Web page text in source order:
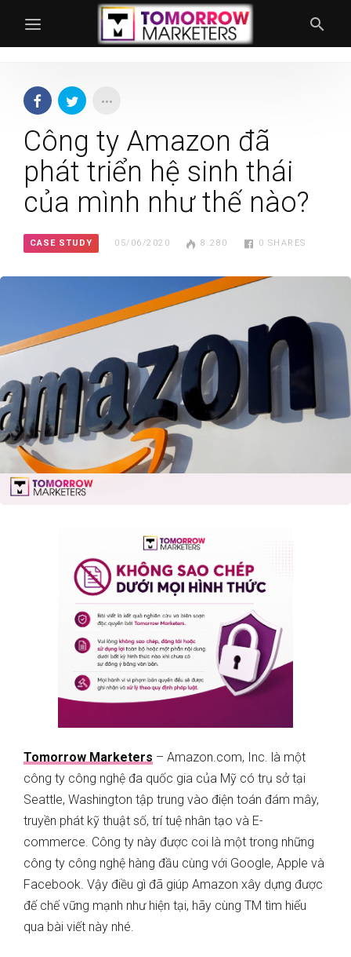
Công ty Amazon đã
phát triển hệ sinh thái
của mình như thế nào?
CASE STUDY 05/06/2020 8.280 0 SHARES
Tomorrow Marketers – Amazon.com, Inc. là một
công ty công nghệ đa quốc gia của Mỹ có trụ sở tại
Seattle, Washington tập trung vào điện toán đám mây,
truyền phát kỹ thuật số, trí tuệ nhân tạo và E-
commerce. Công ty này được coi là một trong những
công ty công nghệ hàng đầu cùng với Google, Apple và
Facebook. Vậy điều gì đã giúp Amazon xây dựng được
đế chế vững mạnh như hiện tại, hãy cùng TM tìm hiểu
qua bài viết này nhé.